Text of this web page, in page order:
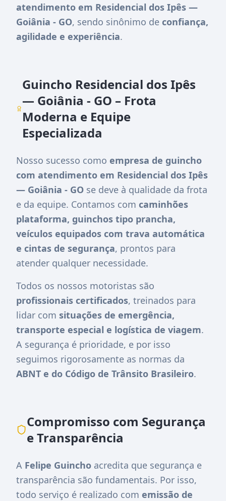
atendimento em Residencial dos Ipês —
Goiânia - GO, sendo sinônimo de confiança,
agilidade e experiência.
Guincho Residencial dos Ipês
— Goiânia - GO – Frota
Moderna e Equipe
Especializada
Nosso sucesso como empresa de guincho
com atendimento em Residencial dos Ipês
— Goiânia - GO se deve à qualidade da frota
e da equipe. Contamos com caminhões
plataforma, guinchos tipo prancha,
veículos equipados com trava automática
e cintas de segurança, prontos para
atender qualquer necessidade.
Todos os nossos motoristas são
profissionais certificados, treinados para
lidar com situações de emergência,
transporte especial e logística de viagem.
A segurança é prioridade, e por isso
seguimos rigorosamente as normas da
ABNT e do Código de Trânsito Brasileiro.
Compromisso com Segurança
e Transparência
A Felipe Guincho acredita que segurança e
transparência são fundamentais. Por isso,
todo serviço é realizado com emissão de